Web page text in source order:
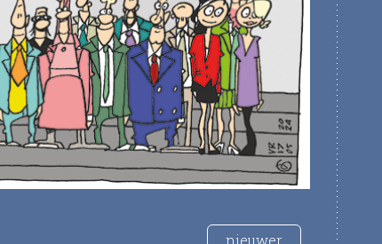
nieuwer